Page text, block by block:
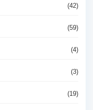
(42)
(59)
(4)
(3)
(19)